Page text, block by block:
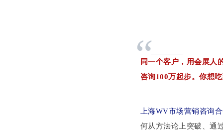
“
同一个客户，用会展人
咨询100万起步。你想
上海WV市场营销咨询
何从方法论上突破、通